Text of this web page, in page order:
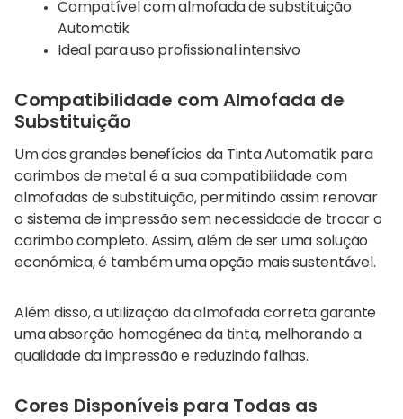
Compatível com almofada de substituição
Automatik
Ideal para uso profissional intensivo
Compatibilidade com Almofada de
Substituição
Um dos grandes benefícios da Tinta Automatik para
carimbos de metal é a sua compatibilidade com
almofadas de substituição, permitindo assim renovar
o sistema de impressão sem necessidade de trocar o
carimbo completo. Assim, além de ser uma solução
económica, é também uma opção mais sustentável.
Além disso, a utilização da almofada correta garante
uma absorção homogénea da tinta, melhorando a
qualidade da impressão e reduzindo falhas.
Cores Disponíveis para Todas as